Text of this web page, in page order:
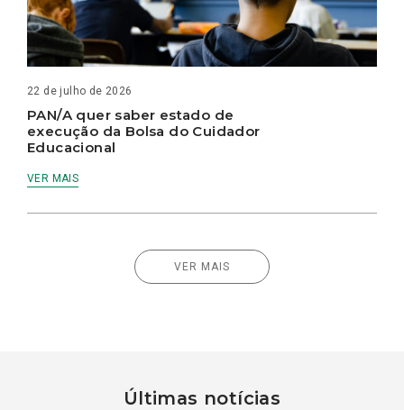
22 de julho de 2026
PAN/A quer saber estado de
execução da Bolsa do Cuidador
Educacional
VER MAIS
VER MAIS
Últimas notícias